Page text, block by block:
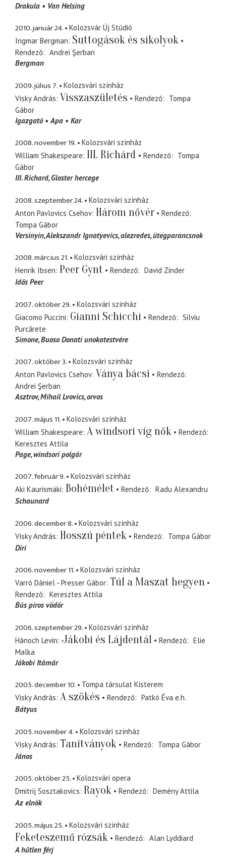
Drakula Van Helsing
2010. január 24.
Kolozsvár Új Stúdió
Ingmar Bergman Suttogások és sikolyok
Rendező
Andrei Şerban
Bergman
2009. július 7.
Kolozsvári színház
Visky András Visszaszületés Rendező
Tompa
Gábor
Igazgató
Apa Kar
2008. november 19.
Kolozsvári színház
William Shakespeare III. Richárd Rendező
Tompa
Gábor
III. Richard Gloster hercege
2008. szeptember 24.
Kolozsvári színház
Anton Pavlovics Csehov Három nővér
Rendező
Tompa Gábor
Versinyin, Alekszandr Ignatyevics alezredes, ütegparancsnok
2008. március 21.
Kolozsvári színház
Henrik Ibsen Peer Gynt Rendező
David Zinder
Idős Peer
2007. október 29.
Kolozsvári színház
Giacomo Puccini Gianni Schicchi Rendező
Silviu
Purcărete
Simone Buoso Donati unokatestvére
2007. október 3.
Kolozsvári színház
Anton Pavlovics Csehov Ványa bácsi
Rendező
Andrei Şerban
Asztrov, Mihail Lvovics orvos
2007. május 11.
Kolozsvári színház
William Shakespeare A windsori víg nők
Rendező
Keresztes Attila
Page windsori polgár
2007. február 9.
Kolozsvári színház
Aki Kaurismäki Bohémélet Rendező
Radu Alexandru
Schaunard
2006. december 8.
Kolozsvári színház
Visky András Hosszú péntek Rendező
Tompa Gábor
Diri
2006. november 11.
Kolozsvári színház
Varró Dániel - Presser Gábor Túl a Maszat hegyen
Rendező
Keresztes Attila
Bús piros vödör
2006. szeptember 29.
Kolozsvári színház
Hánoch Levin Jákobi és Lájdentál Rendező
Elie
Malka
Jákobi Itámár
2005. december 10.
Tompa társulat Kisterem
Visky András A szökés Rendező Patkó Éva e.h.
Bátyus
2005. november 4.
Kolozsvári színház
Visky András Tanítványok Rendező
Tompa Gábor
János
2005. október 25.
Kolozsvári opera
Dmitrij Sosztakovics Rayok Rendező
Demény Attila
Az elnök
2005. május 25. Kolozsvári színház
Feketeszemű rózsák Rendező
Alan Lyddiard
A hűtlen férj